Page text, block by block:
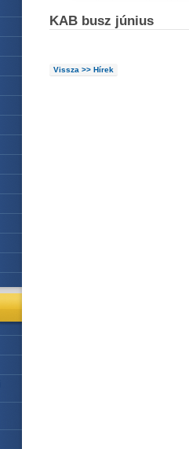
KAB busz június
Vissza >> Hírek